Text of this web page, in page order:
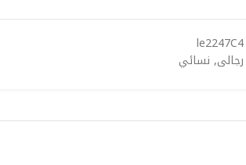
le2247C4
رجالى, نسائي